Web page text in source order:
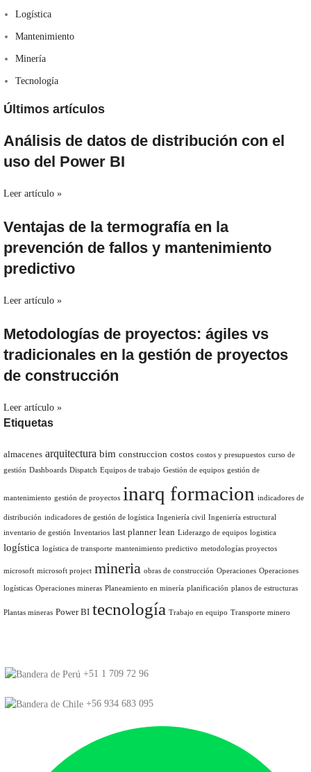
Logística
Mantenimiento
Minería
Tecnología
Últimos artículos
Análisis de datos de distribución con el
uso del Power BI
Leer artículo »
Ventajas de la termografía en la
prevención de fallos y mantenimiento
predictivo
Leer artículo »
Metodologías de proyectos: ágiles vs
tradicionales en la gestión de proyectos
de construcción
Leer artículo »
Etiquetas
almacenes arquitectura bim construccion costos costos y presupuestos curso de
gestión Dashboards Dispatch Equipos de trabajo Gestión de equipos gestión de
mantenimiento gestión de proyectos inarq formacion indicadores de
distribución indicadores de gestión de logística Ingeniería civil Ingeniería estructural
inventario de gestión Inventarios last planner lean Liderazgo de equipos logistica
logística logística de transporte mantenimiento predictivo metodologías proyectos
microsoft microsoft project mineria obras de construcción Operaciones Operaciones
logísticas Operaciones mineras Planeamiento en minería planificación planos de estructuras
Plantas mineras Power BI tecnología Trabajo en equipo Transporte minero
+51 1 709 72 96
+56 934 683 095